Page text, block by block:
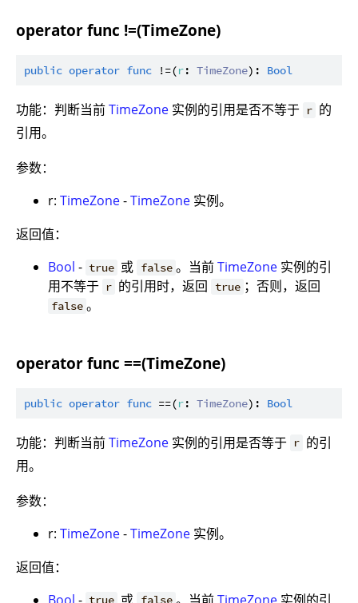
operator func !=(TimeZone)
public operator func !=(r: TimeZone): Bool
功能：判断当前TimeZone 实例的引用是否不等于 r 的
引用。
参数：
r: TimeZone-TimeZone 实例。
返回值：
Bool - true 或 false 。当前TimeZone实例的引
用不等于 r 的引用时，返回 true ；否则，返回
false 。
operator func ==(TimeZone)
public operator func ==(r: TimeZone): Bool
功能：判断当前TimeZone 实例的引用是否等于 r 的引
用。
参数：
r: TimeZone-TimeZone 实例。
返回值：
Bool - 或 。当前TimeZone实例的引